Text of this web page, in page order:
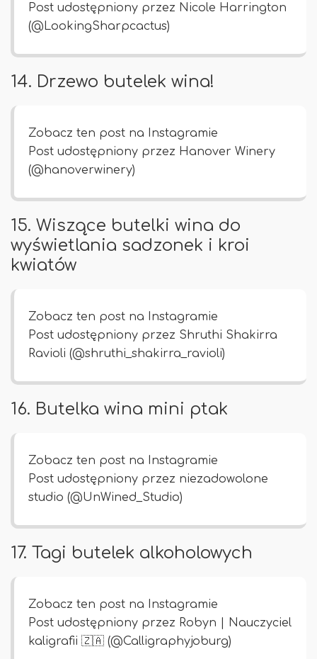
Post udostępniony przez Nicole Harrington
(@LookingSharpcactus)
14. Drzewo butelek wina!
Zobacz ten post na Instagramie
Post udostępniony przez Hanover Winery
(@hanoverwinery)
15. Wiszące butelki wina do
wyświetlania sadzonek i kroi
kwiatów
Zobacz ten post na Instagramie
Post udostępniony przez Shruthi Shakirra
Ravioli (@shruthi_shakirra_ravioli)
16. Butelka wina mini ptak
Zobacz ten post na Instagramie
Post udostępniony przez niezadowolone
studio (@UnWined_Studio)
17. Tagi butelek alkoholowych
Zobacz ten post na Instagramie
Post udostępniony przez Robyn | Nauczyciel
kaligrafii 🇿🇦 (@Calligraphyjoburg)